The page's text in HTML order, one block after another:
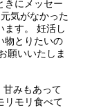
きにメッセー
気がなかった
ます。 妊活し
物とりたいの
願いいたしま
みもあって
リモリ食べて